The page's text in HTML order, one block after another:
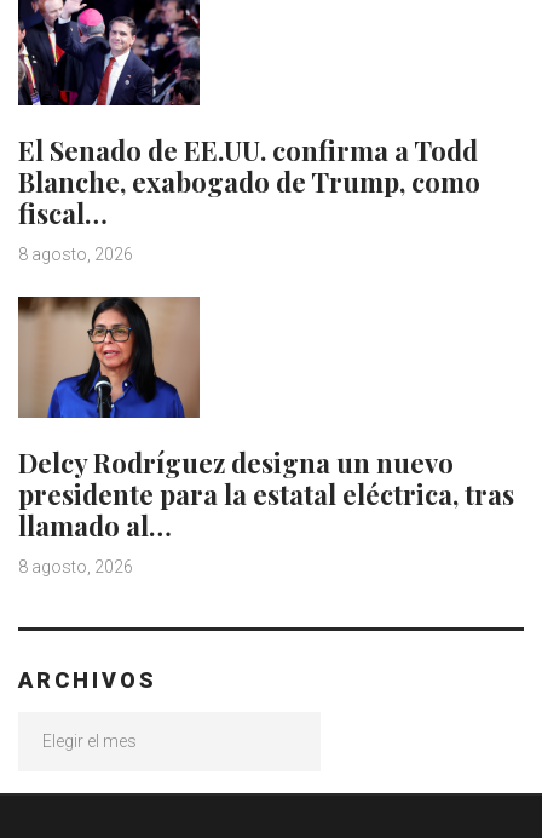
El Senado de EE.UU. confirma a Todd
Blanche, exabogado de Trump, como
fiscal…
8 agosto, 2026
Delcy Rodríguez designa un nuevo
presidente para la estatal eléctrica, tras
llamado al…
8 agosto, 2026
ARCHIVOS